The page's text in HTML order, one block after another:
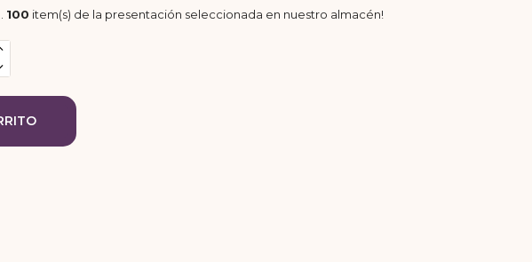
100 item(s) de la presentación seleccionada en nuestro almacén!